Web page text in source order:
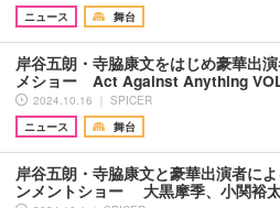
ニュース
舞台
岸谷五朗・寺脇康文をはじめ豪華出
メショー Act Against Anything
2024.10.16 ｜ SPICER
ニュース
舞台
岸谷五朗・寺脇康文と豪華出演者に
ンメントショー 大黒摩季、小関裕